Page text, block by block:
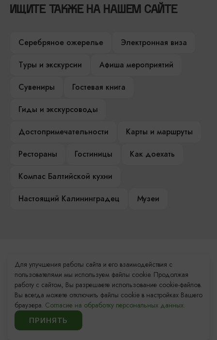
ИЩИТЕ ТАКЖЕ НА НАШЕМ САЙТЕ
Серебряное ожерелье
Электронная виза
Туры и экскурсии
Афиша мероприятий
Сувениры
Гостевая книга
Гиды и экскурсоводы
Достопримечательности
Карты и маршруты
Рестораны
Гостиницы
Как доехать
Компас Балтийской кухни
Настоящий Калининградец
Музеи
Контакты Туристского
информационного центра
+7 (4012) 555-200
8 (800) 200-55-39
info@visit-kaliningrad.ru
Для улучшения работы сайта и его взаимодействия с
пользователями мы используем файлы cookie. Продолжая
работу с сайтом, Вы разрешаете использование cookie-файлов.
Вы всегда можете отключить файлы cookie в настройках Вашего
браузера. Согласие на обработку персональных данных.
ПРИНЯТЬ